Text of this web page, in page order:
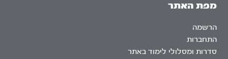
מפת האתר
הרשמה
התחברות
סדרות ומסלולי לימוד באתר